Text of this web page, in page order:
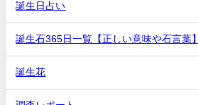
誕生日占い
誕生石365日一覧【正しい意味や石言葉】
誕生花